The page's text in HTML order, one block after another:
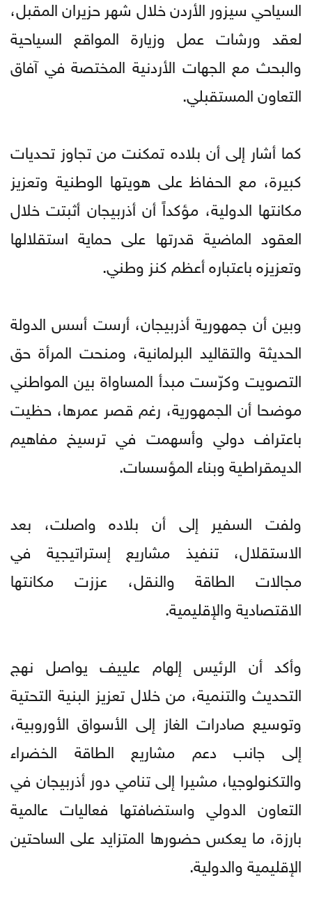
السياحي سيزور الأردن خلال شهر حزيران المقبل،
لعقد ورشات عمل وزيارة المواقع السياحية
والبحث مع الجهات الأردنية المختصة في آفاق
التعاون المستقبلي.
كما أشار إلى أن بلاده تمكنت من تجاوز تحديات
كبيرة، مع الحفاظ على هويتها الوطنية وتعزيز
مكانتها الدولية، مؤكداً أن أذربيجان أثبتت خلال
العقود الماضية قدرتها على حماية استقلالها
وتعزيزه باعتباره أعظم كنز وطني.
وبين أن جمهورية أذربيجان، أرست أسس الدولة
الحديثة والتقاليد البرلمانية، ومنحت المرأة حق
التصويت وكرّست مبدأ المساواة بين المواطني
موضحا أن الجمهورية، رغم قصر عمرها، حظيت
باعتراف دولي وأسهمت في ترسيخ مفاهيم
الديمقراطية وبناء المؤسسات.
ولفت السفير إلى أن بلاده واصلت، بعد
الاستقلال، تنفيذ مشاريع إستراتيجية في
مجالات الطاقة والنقل، عززت مكانتها
الاقتصادية والإقليمية.
وأكد أن الرئيس إلهام علييف يواصل نهج
التحديث والتنمية، من خلال تعزيز البنية التحتية
وتوسيع صادرات الغاز إلى الأسواق الأوروبية،
إلى جانب دعم مشاريع الطاقة الخضراء
والتكنولوجيا، مشيرا إلى تنامي دور أذربيجان في
التعاون الدولي واستضافتها فعاليات عالمية
بارزة، ما يعكس حضورها المتزايد على الساحتين
الإقليمية والدولية.